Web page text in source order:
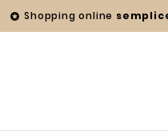
 Shopping online